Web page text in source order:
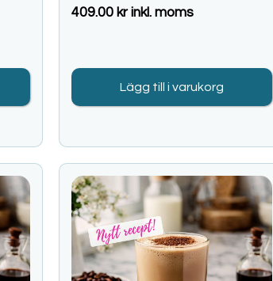
409.00 krinkl. moms
Lägg till i varukorg